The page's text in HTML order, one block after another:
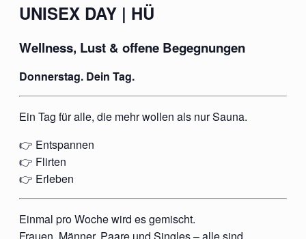
UNISEX DAY | HÜ
Wellness, Lust & offene Begegnungen
Donnerstag. Dein Tag.
Ein Tag für alle, die mehr wollen als nur Sauna.
👉 Entspannen
👉 Flirten
👉 Erleben
Einmal pro Woche wird es gemischt.
Frauen, Männer, Paare und Singles – alle sind